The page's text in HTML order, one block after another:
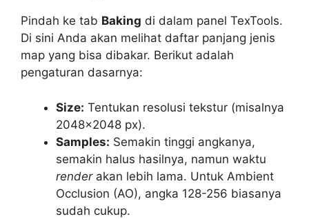
Pindah ke tab Baking di dalam panel TexTools.
Di sini Anda akan melihat daftar panjang jenis
map yang bisa dibakar. Berikut adalah
pengaturan dasarnya:
Size: Tentukan resolusi tekstur (misalnya
2048×2048 px).
Samples: Semakin tinggi angkanya,
semakin halus hasilnya, namun waktu
renderakan lebih lama. Untuk Ambient
Occlusion (AO), angka 128-256 biasanya
sudah cukup.